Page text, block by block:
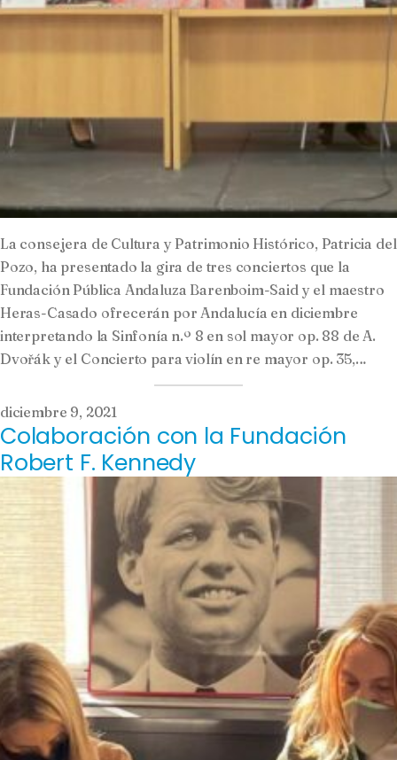
La consejera de Cultura y Patrimonio Histórico, Patricia del
Pozo, ha presentado la gira de tres conciertos que la
Fundación Pública Andaluza Barenboim-Said y el maestro
Heras-Casado ofrecerán por Andalucía en diciembre
interpretando la Sinfonía n.º 8 en sol mayor op. 88 de A.
Dvořák y el Concierto para violín en re mayor op. 35,…
diciembre 9, 2021
Colaboración con la Fundación
Robert F. Kennedy